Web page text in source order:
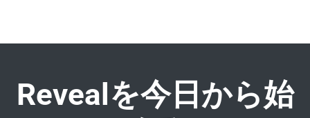
Revealを今日から始